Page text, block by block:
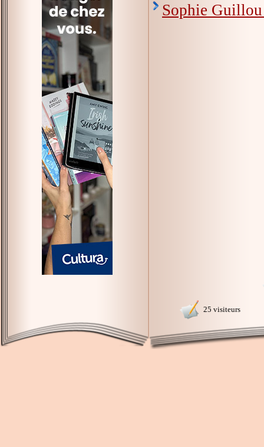
Sophie
25 visiteurs